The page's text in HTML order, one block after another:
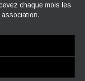
chaque mois les